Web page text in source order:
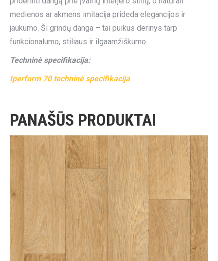
medienos ar akmens imitacija prideda elegancijos ir
jaukumo. Ši grindų danga – tai puikus derinys tarp
funkcionalumo, stiliaus ir ilgaamžiškumo.
Techninė specifikacija:
Iperform 70 techninė specifikacija
PANAŠŪS PRODUKTAI